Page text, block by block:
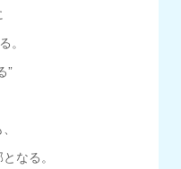
。
”
なる。